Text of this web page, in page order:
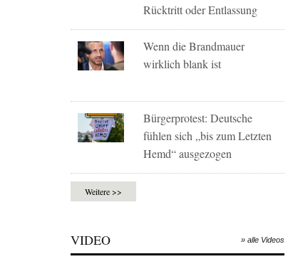
Rücktritt oder Entlassung
Wenn die Brandmauer
wirklich blank ist
Bürgerprotest: Deutsche
fühlen sich „bis zum Letzten
Hemd“ ausgezogen
Weitere >>
VIDEO » alle Videos